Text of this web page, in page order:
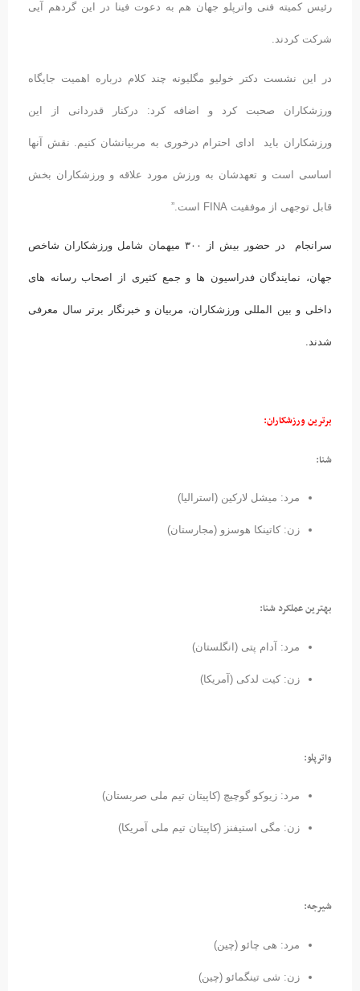
رئیس کمیته فنی واترپلو جهان هم به دعوت فینا در این گردهم آیی
شرکت کردند.
در این نشست دکتر خولیو مگلیونه چند کلام درباره اهمیت جایگاه
ورزشکاران صحبت کرد و اضافه کرد: درکنار قدردانی از این
ورزشکاران باید ادای احترام درخوری به مربیانشان کنیم. نقش آنها
اساسی است و تعهدشان به ورزش مورد علاقه و ورزشکاران بخش
قابل توجهی از موفقیت FINA است.”
سرانجام در حضور بیش از ۳۰۰ میهمان شامل ورزشکاران شاخص
جهان، نمایندگان فدراسیون ها و جمع کثیری از اصحاب رسانه های
داخلی و بین المللی ورزشکاران، مربیان و خبرنگار برتر سال معرفی
شدند.
برترین ورزشکاران:
شنا:
مرد: میشل لارکین (استرالیا)
زن: کاتینکا هوسزو (مجارستان)
بهترین عملکرد شنا:
مرد: آدام پتی (انگلستان)
زن: کیت لدکی (آمریکا)
واترپلو:
مرد: زیوکو گوچیچ (کاپیتان تیم ملی صربستان)
زن: مگی استیفنز (کاپیتان تیم ملی آمریکا)
شیرجه:
مرد: هی چائو (چین)
زن: شی تینگمائو (چین)